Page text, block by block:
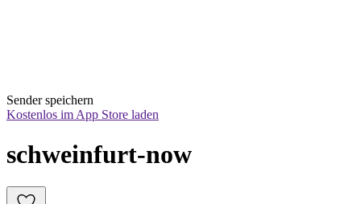
Sender speichern
Kostenlos im App Store laden
schweinfurt-now